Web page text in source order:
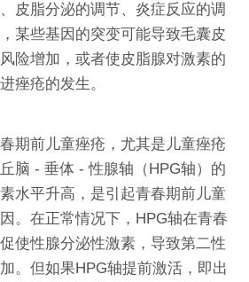
皮脂分泌的调节、炎症反应的调
某些基因的突变可能导致毛囊皮
险增加，或者使皮脂腺对激素的
痤疮的发生。
期前儿童痤疮，尤其是儿童痤疮
脑 - 垂体 - 性腺轴（HPG轴）的
水平升高，是引起青春期前儿童
。在正常情况下，HPG轴在青春
使性腺分泌性激素，导致第二性
。但如果HPG轴提前激活，即出